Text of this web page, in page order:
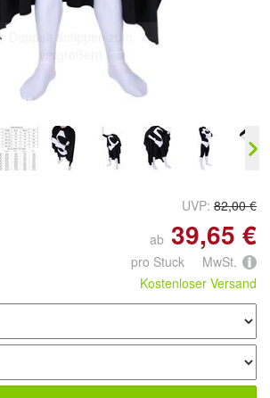
Doppelt antippen zum
vergrößern
UVP: 82,00 €
ab 39,65 €
pro Stuck MwSt.
Kostenloser Versand